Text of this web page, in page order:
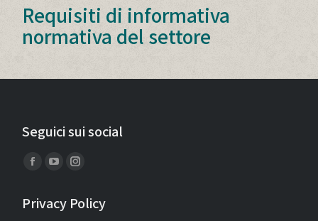
Requisiti di informativa
normativa del settore
Seguici sui social
Find us on:
Facebook
opens
YouTube
opens
Instagram
opens
Privacy Policy